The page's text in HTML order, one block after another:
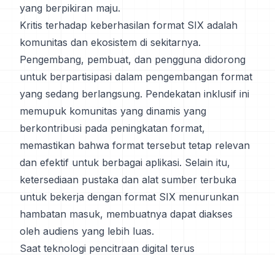
yang berpikiran maju.
Kritis terhadap keberhasilan format SIX adalah
komunitas dan ekosistem di sekitarnya.
Pengembang, pembuat, dan pengguna didorong
untuk berpartisipasi dalam pengembangan format
yang sedang berlangsung. Pendekatan inklusif ini
memupuk komunitas yang dinamis yang
berkontribusi pada peningkatan format,
memastikan bahwa format tersebut tetap relevan
dan efektif untuk berbagai aplikasi. Selain itu,
ketersediaan pustaka dan alat sumber terbuka
untuk bekerja dengan format SIX menurunkan
hambatan masuk, membuatnya dapat diakses
oleh audiens yang lebih luas.
Saat teknologi pencitraan digital terus